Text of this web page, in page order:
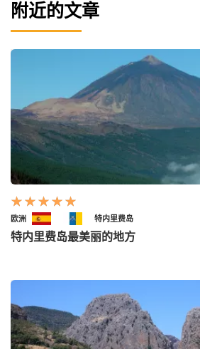
附近的文章
欧洲 特内里费岛
特内里费岛最美丽的地方